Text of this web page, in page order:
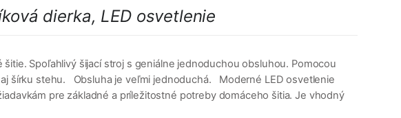
dierka, LED osvetlenie
Spoľahlivý šijací stroj s geniálne jednoduchou obsluhou. Pomocou
šírku stehu. Obsluha je veľmi jednoduchá. Moderné LED osvetlenie
pre základné a príležitostné potreby domáceho šitia. Je vhodný